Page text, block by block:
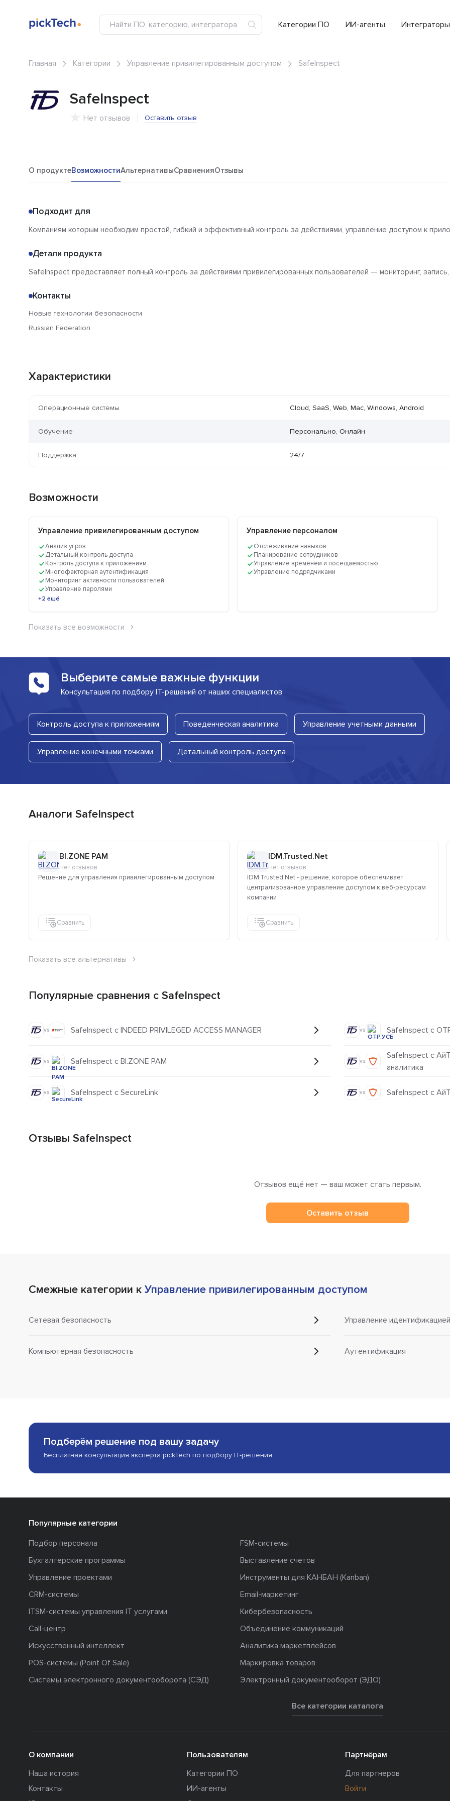
Категории ПО ИИ-агенты Интеграторы
Главная Категории Управление привилегированным доступом SafeInspect
SafeInspect
Нет отзывов Оставить отзыв
О продуктеВозможностиАльтернативыСравненияОтзывы
Подходит для
Компаниям которым необходим простой, гибкий и эффективный контроль за действиями, управление доступом к
Детали продукта
SafeInspect предоставляет полный контроль за действиями привилегированных пользователей — мониторинг,
Контакты
Новые технологии безопасности
Russian Federation
Характеристики
Операционные системы Cloud, SaaS, Web, Mac, Windows, Android
Обучение Персонально, Онлайн
Поддержка 24/7
Возможности
Управление привилегированным доступом
Анализ угроз
Детальный контроль доступа
Контроль доступа к приложениям
Многофакторная аутентификация
Мониторинг активности пользователей
Управление паролями
+2 ещё
Управление персоналом
Отслеживание навыков
Планирование сотрудников
Управление временем и посещаемостью
Управление подрядчиками
Показать все возможности
Выберите самые важные функции
Консультация по подбору IT-решений от наших специалистов
Контроль доступа к приложениям Поведенческая аналитика Управление учетными данными
Управление конечными точками Детальный контроль доступа
Аналоги SafeInspect
BI.ZONE PAM
Нет отзывов
Решение для управления привилегированным доступом
Сравнить
IDM.Trusted.Net
Нет отзывов
IDM.Trusted.Net - решение, которое обеспечивает
централизованное управление доступом к веб-ресурсам
компании
Сравнить
Показать все альтернативы
Популярные сравнения с SafeInspect
vs SafeInspect с INDEED PRIVILEGED ACCESS MANAGER
vs SafeInspect с BI.ZONE PAM
vs SafeInspect с SecureLink
vs SafeInspect с
vs
SafeInspect с
аналитика
vs SafeInspect с
Отзывы SafeInspect
Отзывов ещё нет — ваш может стать первым.
Оставить отзыв
Смежные категории к Управление привилегированным доступом
Сетевая безопасность
Компьютерная безопасность
Управление идентификацией
Аутентификация
Подберём решение под вашу задачу
Бесплатная консультация эксперта pickTech по подбору IT-решения
Популярные категории
Подбор персонала
FSM-системы
Бухгалтерские программы
Выставление счетов
Управление проектами
Инструменты для КАНБАН (Kanban)
CRM-системы
Email-маркетинг
ITSM-системы управления IT услугами
Кибербезопасность
Call-центр
Объединение коммуникаций
Искусственный интеллект
Аналитика маркетплейсов
POS-системы (Point Of Sale)
Маркировка товаров
Системы электронного документооборота (СЭД)
Электронный документооборот (ЭДО)
Все категории каталога
О компании
Наша история
Контакты
Пользователям
Категории ПО
ИИ-агенты
Партнёрам
Для партнеров
Войти